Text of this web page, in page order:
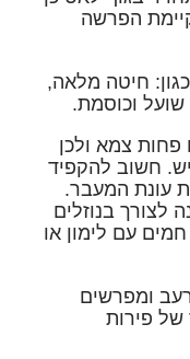
קיימת הפרשה
חיטה מלאה,
שועל וכוסמת.
פחות צמא ולכן
חשוב להקפיד
עונת המעבר.
לצורך בנוזלים
עם לימון או
ומפרשים
של פירות